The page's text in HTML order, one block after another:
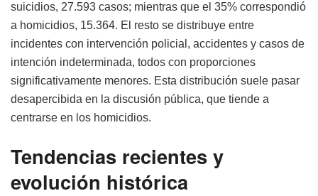
suicidios, 27.593 casos; mientras que el 35% correspondió
a homicidios, 15.364. El resto se distribuye entre
incidentes con intervención policial, accidentes y casos de
intención indeterminada, todos con proporciones
significativamente menores. Esta distribución suele pasar
desapercibida en la discusión pública, que tiende a
centrarse en los homicidios.
Tendencias recientes y
evolución histórica